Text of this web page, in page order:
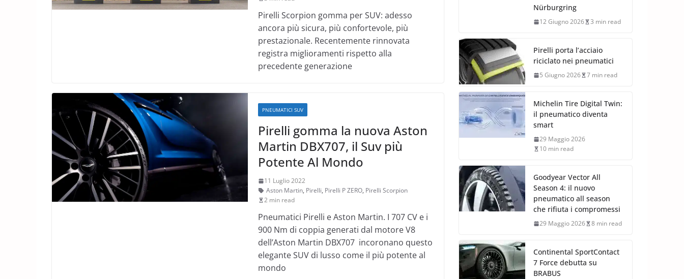
Pirelli Scorpion gomma per SUV: adesso
ancora più sicura, più confortevole, più
prestazionale. Recentemente rinnovata
registra miglioramenti rispetto alla
precedente generazione
PNEUMATICI SUV
Pirelli gomma la nuova Aston
Martin DBX707, il Suv più
Potente Al Mondo
11 Luglio 2022
Aston Martin, Pirelli, Pirelli P ZERO, Pirelli Scorpion
2 min read
Pneumatici Pirelli e Aston Martin. I 707 CV e i
900 Nm di coppia generati dal motore V8
dell’Aston Martin DBX707 incoronano questo
elegante SUV di lusso come il più potente al
mondo
Nürburgring
12 Giugno 2026 3 min read
Pirelli porta l’acciaio
riciclato nei pneumatici
5 Giugno 2026 7 min read
Michelin Tire Digital Twin:
il pneumatico diventa
smart
29 Maggio 2026
10 min read
Goodyear Vector All
Season 4: il nuovo
pneumatico all season
che rifiuta i compromessi
29 Maggio 2026 8 min read
Continental SportContact
7 Force debutta su
BRABUS